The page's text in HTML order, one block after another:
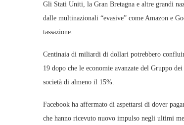
Gli Stati Uniti, la Gran Bretagna e altre grandi
dalle multinazionali “evasive” come Amazon e
tassazione.
Centinaia di miliardi di dollari potrebbero
19 dopo che le economie avanzate del Gruppo
società di almeno il 15%.
Facebook ha affermato di aspettarsi di dover
che hanno ricevuto nuovo impulso negli ultimi